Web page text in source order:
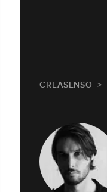
CREASENSO